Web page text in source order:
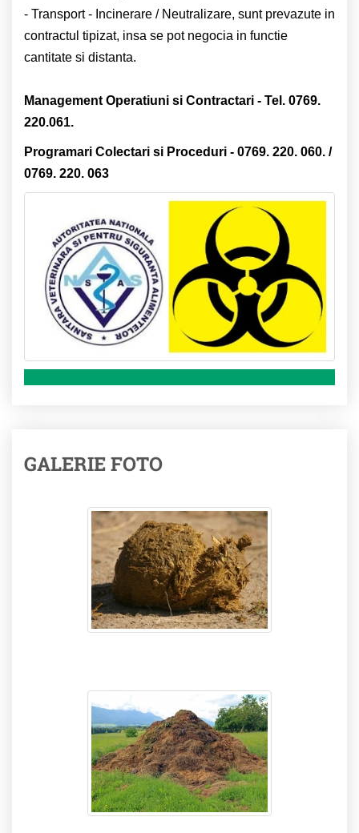
- Transport - Incinerare / Neutralizare, sunt prevazute in
contractul tipizat, insa se pot negocia in functie
cantitate si distanta.
Management Operatiuni si Contractari - Tel. 0769.
220.061.
Programari Colectari si Proceduri - 0769. 220. 060. /
0769. 220. 063
GALERIE FOTO